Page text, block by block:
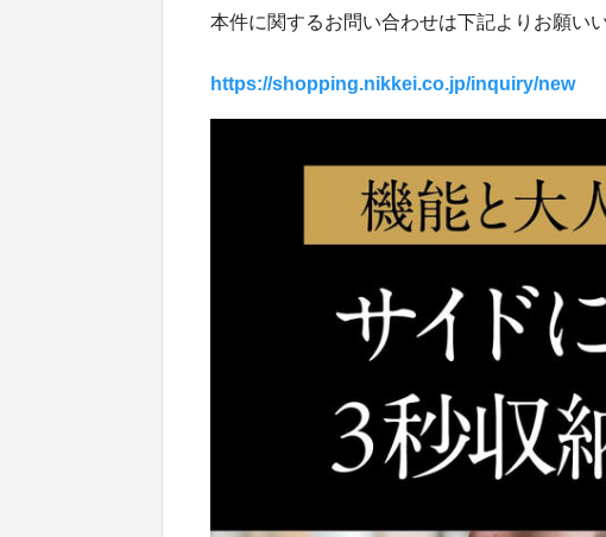
本件に関するお問い合わせは下記よりお願い
https://shopping.nikkei.co.jp/inquiry/new